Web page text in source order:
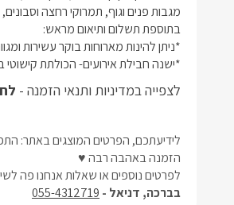
*ישנה חבילת אירועים- הכולתת קישוטי
לצפייה במדיניות ותנאי הזמנה -
לידיעתכם, הפרטים המוצגים באתר:
הזמנה באהבה רבה ♥
לפרטים נוספים או שאלות אנחנו פה
בברכה, דניאל - 055-4312719